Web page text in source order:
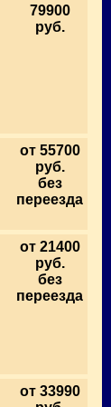
79900
руб.
от 55700
руб.
без
переезда
от 21400
руб.
без
переезда
от 33990